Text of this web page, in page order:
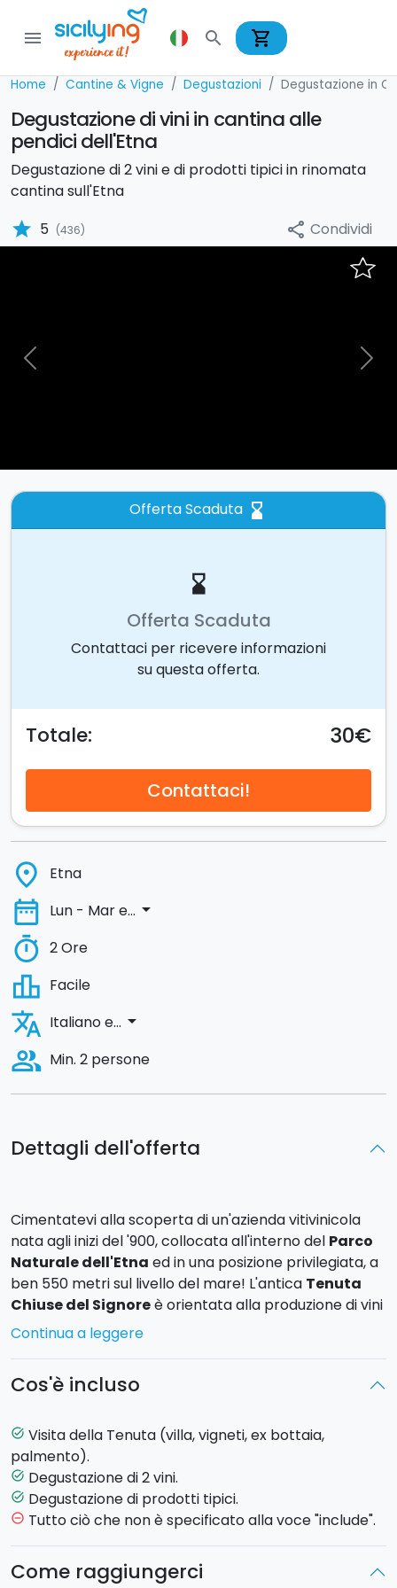
menu search shopping_cart
Home Cantine & Vigne Degustazioni Degustazione in
Degustazione di vini in cantina alle
pendici dell'Etna
Degustazione di 2 vini e di prodotti tipici in rinomata
cantina sull'Etna
star 5 (436) share Condividi
Previous Next
Dettagli dell'offerta
Cimentatevi alla scoperta di un'azienda vitivinicola
nata agli inizi del '900, collocata all'interno del Parco
Naturale dell'Etna ed in una posizione privilegiata, a
ben 550 metri sul livello del mare! L'antica Tenuta
Chiuse del Signoreè orientata alla produzione di vini
di grande pregio, dalle altissime qualità
organolettiche e provenienti da 4 principali vitigni:
e Catarratto.
Vsiterete dapprima la Tenuta, seguendo la vostra
guida attraverso l'
palmento.
Effettuerete in seguito ladegustazione di 2 vinidi
con olio extravergine di oliva, una selezione di
formaggi, salume, olive, pomodori secchi e da un
Continua a leggere
Cos'è incluso
task_alt Visita della Tenuta (villa, vigneti, ex bottaia,
palmento).
task_alt Degustazione di 2 vini.
task_alt Degustazione di prodotti tipici.
remove_circle_outline Tutto ciò che non è specificato alla voce "include".
Come raggiungerci
Offerta Scaduta hourglass_bottom
hourglass_bottom
Offerta Scaduta
Contattaci per ricevere informazioni
su questa offerta.
Totale: 30€
Contattaci!
place Etna
date_range Lun - Mar e... arrow_drop_down
timer 2 Ore
leaderboard Facile
translate Italiano e... arrow_drop_down
people_alt Min. 2 persone